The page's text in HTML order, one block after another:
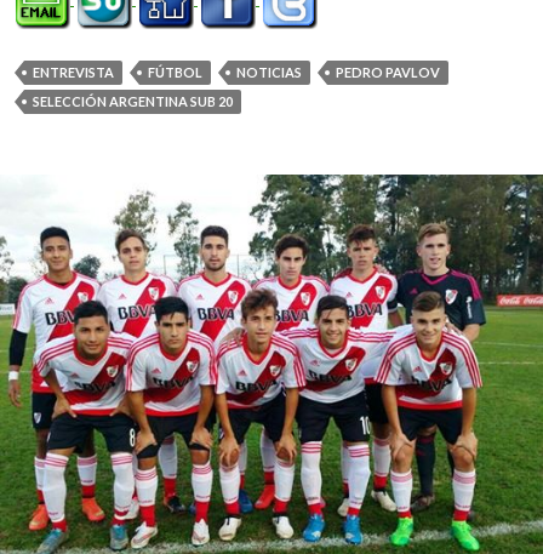
ENTREVISTA FÚTBOL NOTICIAS
PEDRO PAVLOV
SELECCIÓN ARGENTINA SUB 20